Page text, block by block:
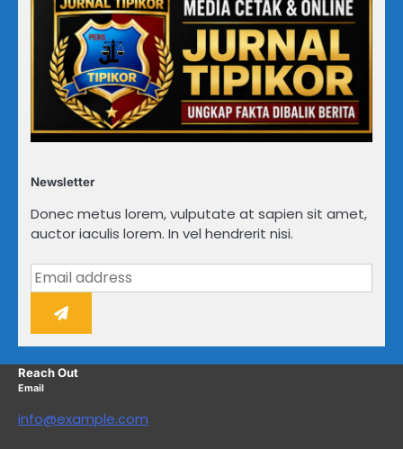
Newsletter
Donec metus lorem, vulputate at sapien sit amet,
auctor iaculis lorem. In vel hendrerit nisi.
Reach Out
Email
info@example.com